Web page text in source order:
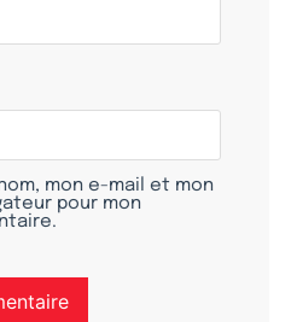
mon e-mail et mon
pour mon